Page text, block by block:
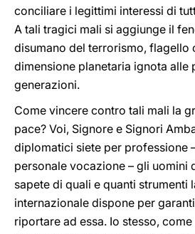
conciliare i legittimi interessi di
A tali tragici mali si aggiunge il
disumano del terrorismo, flagello
dimensione planetaria ignota alle
generazioni.
Come vincere contro tali mali la
pace? Voi, Signore e Signori
diplomatici siete per professione
personale vocazione – gli uomini
sapete di quali e quanti strumenti
internazionale dispone per
riportare ad essa. Io stesso,